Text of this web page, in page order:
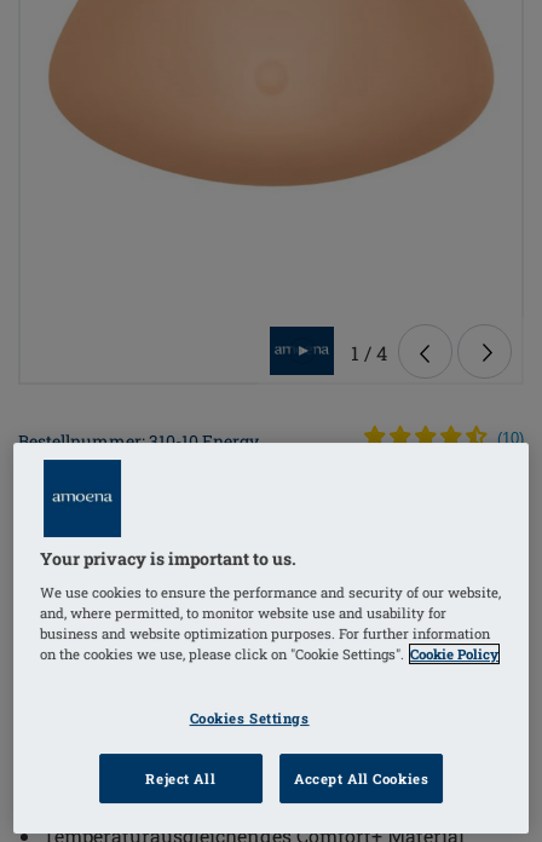
1 /4
Bestellnummer: 310-10 Energy
Cosmetic 2S
(10)
€269.95
Preise inkl. MwSt. zzgl. Versandkosten
Die Energy Cosmetic 2S Prothese überzeugt durch ihr
reduziertes Gewicht und ihren natürlichen Look, der
entwickelt, um Komfort und Ästhetik optimal zu
verbinden und die weibliche Silhouette harmonisch
wiederherzustellen.
Temperaturausgleichendes Comfort+ Material
Your privacy is important to us.
We use cookies to ensure the performance and security of our website,
and, where permitted, to monitor website use and usability for
business and website optimization purposes. For further information
on the cookies we use, please click on "Cookie Settings". Cookie Policy
Cookies Settings
Reject All Accept All Cookies